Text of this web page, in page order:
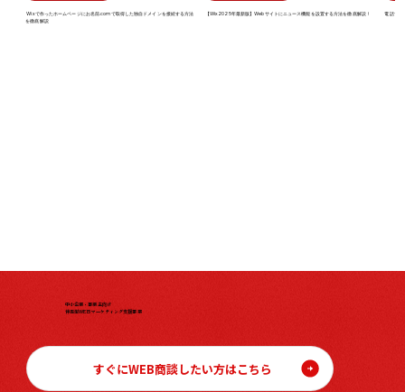
Wixで作ったホームページにお名前.comで取得した独自ドメインを接続する方法
を徹底解説
【Wix2025年最新版】Webサイトにニュース機能を設置する方法を徹底解説！ 電話で対
中小企業・事業主向け
伴走型WEBマーケティング支援事業
すぐにWEB商談したい方はこちら